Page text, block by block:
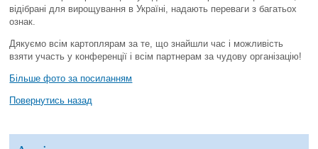
відібрані для вирощування в Україні, надають переваги з багатьох
ознак.
Дякуємо всім картоплярам за те, що знайшли час і можливість
взяти участь у конференції і всім партнерам за чудову організацію!
Більше фото за посиланням
Повернутись назад